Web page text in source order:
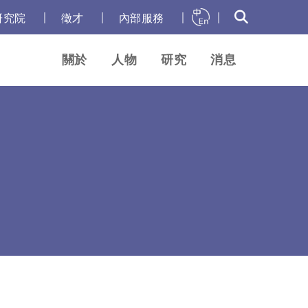
究院 徵才 內部服務
關於 人物 研究 消息